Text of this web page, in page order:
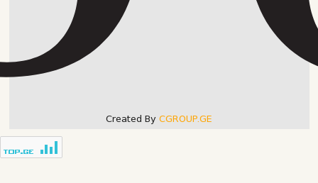
Created By CGROUP.GE